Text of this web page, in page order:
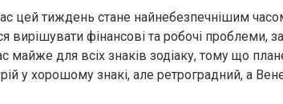
цей тиждень стане найнебезпечнішим
вирішувати фінансові та робочі проблеми,
майже для всіх знаків зодіаку, тому що
у хорошому знакі, але ретроградний, а